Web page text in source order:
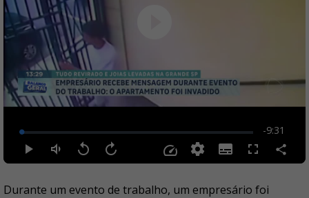
Durante um evento de trabalho, um empresário foi